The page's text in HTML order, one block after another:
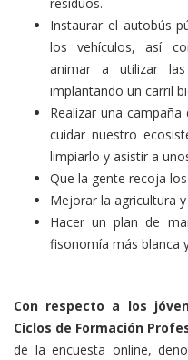
Instaurar el autobús
los vehículos, así
animar a utilizar
implantando un carril
Realizar una
cuidar nuestro
limpiarlo y asistir a
Que la gente recoja
Mejorar la agricultura
Hacer un plan de
fisonomía más blanca
Con respecto a los
Ciclos de Formación
de la encuesta online,